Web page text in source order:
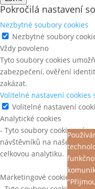
Pokročilá nastavení
Nezbytné soubory cookies
Nezbytné soubory
Vždy povoleno
Tyto soubory cookies
zabezpečení, ověření
zakázat.
Volitelné nastavení cookies
Volitelné nastavení
Analytické cookies
- Tyto soubory cookies
návštěvníků na našem
celkovou analytiku.
Marketingové cookies